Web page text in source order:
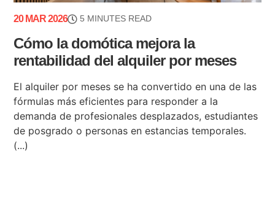
20 MAR 2026 5 MINUTES READ
Cómo la domótica mejora la
rentabilidad del alquiler por meses
El alquiler por meses se ha convertido en una de las
fórmulas más eficientes para responder a la
demanda de profesionales desplazados, estudiantes
de posgrado o personas en estancias temporales.
(...)